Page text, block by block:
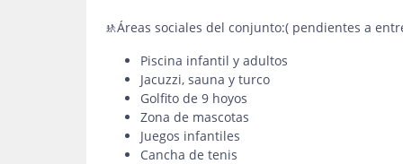
🚸Áreas sociales del conjunto:( pendientes a
Piscina infantil y adultos
Jacuzzi, sauna y turco
Golfito de 9 hoyos
Zona de mascotas
Juegos infantiles
Cancha de tenis